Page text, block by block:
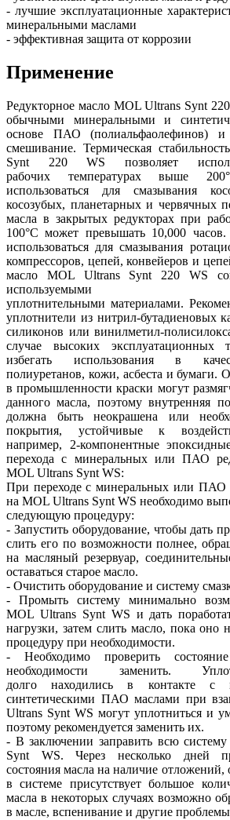
- лучшие эксплуатационные
минеральными маслами
- эффективная защита от коррозии
Применение
Редукторное масло MOL Ultrans Synt
обычными минеральными и
основе ПАО (полиальфаолефинов) и
смешивание. Термическая
Synt 220 WS позволяет
рабочих температурах выше
использоваться для смазывания
косозубых, планетарных и червячных
масла в закрытых редукторах при
100°C может превышать 10,000
использоваться для смазывания
компрессоров, цепей, конвейеров и
масло MOL Ultrans Synt 220 WS
используемыми
уплотнительными материалами.
уплотнители из нитрил-бутадиеновых
силиконов или винилметил-
случае высоких эксплуатационных
избегать использования в
полиуретанов, кожи, асбеста и бумаги.
в промышленности краски могут
данного масла, поэтому внутренняя
должна быть неокрашена или
покрытия, устойчивые к
например, 2-компонентные
перехода с минеральных или ПАО
MOL Ultrans Synt WS:
При переходе с минеральных или ПАО
на MOL Ultrans Synt WS необходимо
следующую процедуру:
- Запустить оборудование, чтобы дать
слить его по возможности полнее,
на масляный резервуар,
оставаться старое масло.
- Очистить оборудование и систему
- Промыть систему минимально
MOL Ultrans Synt WS и дать
нагрузки, затем слить масло, пока оно
процедуру при необходимости.
- Необходимо проверить
необходимости заменить.
долго находились в контакте с
синтетическими ПАО маслами при
Ultrans Synt WS могут уплотниться и
поэтому рекомендуется заменить их.
- В заключении заправить всю
Synt WS. Через несколько дней
состояния масла на наличие отложений,
в системе присутствует большое
масла в некоторых случаях возможно
в масле, вспенивание и другие